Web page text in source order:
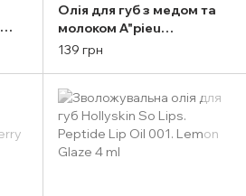
Олія для губ з медом та
молоком A"pieu
Honey&milk Lip Oil 5g
139 грн